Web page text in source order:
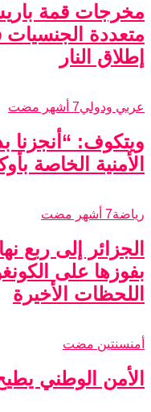
مخرجات قمة
متعددة
إطلاق النار
عربي ودولي7 أشهر مضت
ويتكوف: “أنجزنا
الأمنية الخاصة
رياضة7 أشهر مضت
الجزائر إلى ربع
بفوزها على
اللحظات الأخيرة
أمنسنتين مضت
الأمن الوطني